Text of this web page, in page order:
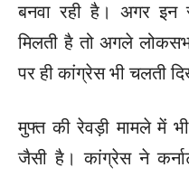
बनवा रही है। अगर इन
मिलती है तो अगले
पर ही कांग्रेस भी चलती
मुफ्त की रेवड़ी मामले में भी
जैसी है। कांग्रेस ने